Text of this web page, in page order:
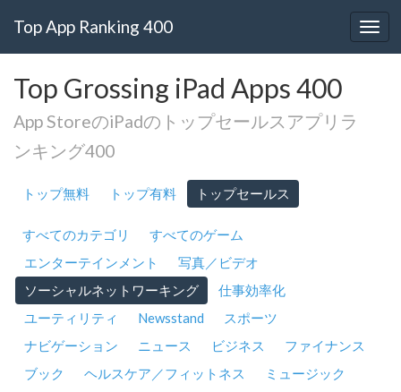
Top App Ranking 400
Top Grossing iPad Apps 400
App StoreのiPadのトップセールスアプリラ
ンキング400
トップ無料 トップ有料 トップセールス
すべてのカテゴリ
すべてのゲーム
エンターテインメント
写真／ビデオ
ソーシャルネットワーキング
仕事効率化
ユーティリティ
Newsstand
スポーツ
ナビゲーション
ニュース ビジネス
ファイナンス
ブック
ヘルスケア／フィットネス
ミュージック